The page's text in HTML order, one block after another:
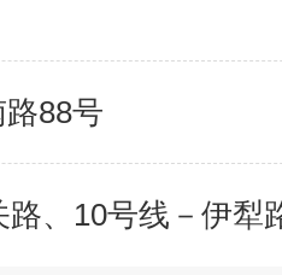
88号
路、10号线－伊犁